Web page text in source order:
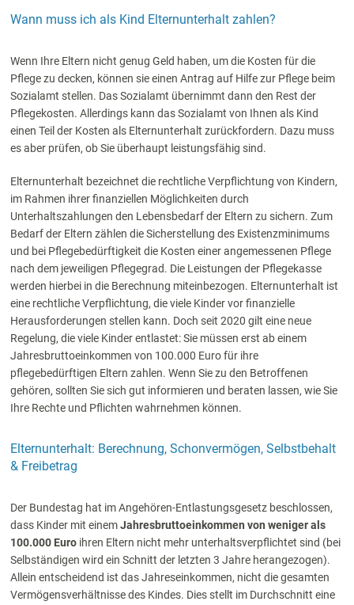
Wann muss ich als Kind Elternunterhalt zahlen?
Wenn Ihre Eltern nicht genug Geld haben, um die Kosten für die
Pflege zu decken, können sie einen Antrag auf Hilfe zur Pflege beim
Sozialamt stellen. Das Sozialamt übernimmt dann den Rest der
Pflegekosten. Allerdings kann das Sozialamt von Ihnen als Kind
einen Teil der Kosten als Elternunterhalt zurückfordern. Dazu muss
es aber prüfen, ob Sie überhaupt leistungsfähig sind.
Elternunterhalt bezeichnet die rechtliche Verpflichtung von Kindern,
im Rahmen ihrer finanziellen Möglichkeiten durch
Unterhaltszahlungen den Lebensbedarf der Eltern zu sichern. Zum
Bedarf der Eltern zählen die Sicherstellung des Existenzminimums
und bei Pflegebedürftigkeit die Kosten einer angemessenen Pflege
nach dem jeweiligen Pflegegrad. Die Leistungen der Pflegekasse
werden hierbei in die Berechnung miteinbezogen. Elternunterhalt ist
eine rechtliche Verpflichtung, die viele Kinder vor finanzielle
Herausforderungen stellen kann. Doch seit 2020 gilt eine neue
Regelung, die viele Kinder entlastet: Sie müssen erst ab einem
Jahresbruttoeinkommen von 100.000 Euro für ihre
pflegebedürftigen Eltern zahlen. Wenn Sie zu den Betroffenen
gehören, sollten Sie sich gut informieren und beraten lassen, wie Sie
Ihre Rechte und Pflichten wahrnehmen können.
Elternunterhalt: Berechnung, Schonvermögen, Selbstbehalt
& Freibetrag
Der Bundestag hat im Angehören-Entlastungsgesetz beschlossen,
dass Kinder mit einemJahresbruttoeinkommen von weniger als
100.000 Euroihren Eltern nicht mehr unterhaltsverpflichtet sind (bei
Selbständigen wird ein Schnitt der letzten 3 Jahre herangezogen).
Allein entscheidend ist das Jahreseinkommen, nicht die gesamten
Vermögensverhältnisse des Kindes. Dies stellt im Durchschnitt eine